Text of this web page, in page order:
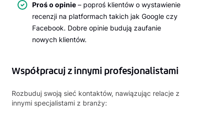
Proś o opinie – poproś klientów o wystawienie
recenzji na platformach takich jak Google czy
Facebook. Dobre opinie budują zaufanie
nowych klientów.
Współpracuj z innymi profesjonalistami
Rozbuduj swoją sieć kontaktów, nawiązując relacje z
innymi specjalistami z branży: